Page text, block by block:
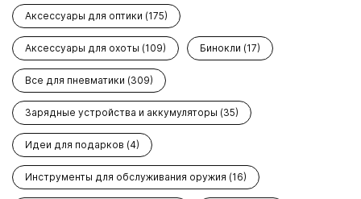
Аксессуары для оптики (175)
Аксессуары для охоты (109) Бинокли (17)
Все для пневматики (309)
Зарядные устройства и аккумуляторы (35)
Идеи для подарков (4)
Инструменты для обслуживания оружия (16)